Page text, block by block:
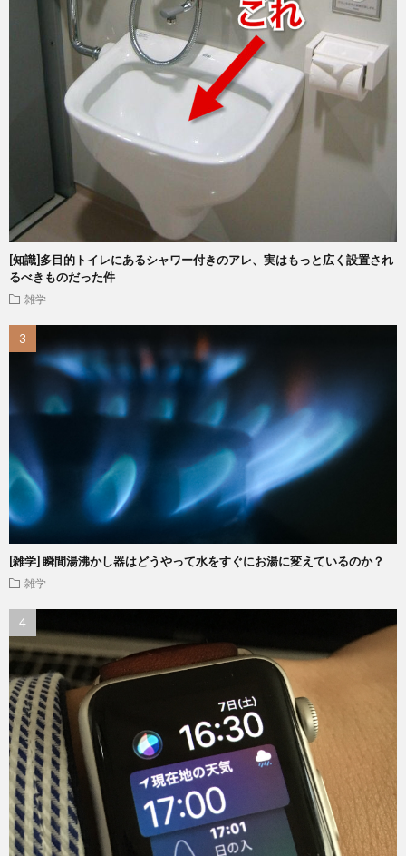
[知識]多目的トイレにあるシャワー付きのアレ、実はもっと広く設置され
るべきものだった件
雑学
[雑学] 瞬間湯沸かし器はどうやって水をすぐにお湯に変えているのか？
雑学